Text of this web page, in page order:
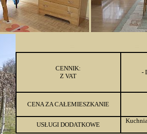
CENNIK:
Z VAT
-
CENA ZA CAŁEMIESZKANIE
USŁUGI DODATKOWE